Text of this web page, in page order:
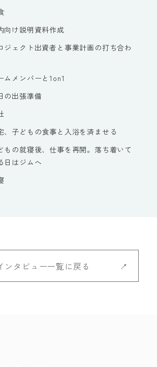
向け説明資料作成
ジェクト出資者と事業計画の打ち合わ
ムメンバーと1on1
の出張準備
、子どもの食事と入浴を済ませる
もの就寝後、仕事を再開。落ち着いて
日はジムへ
ンタビュー一覧に戻る